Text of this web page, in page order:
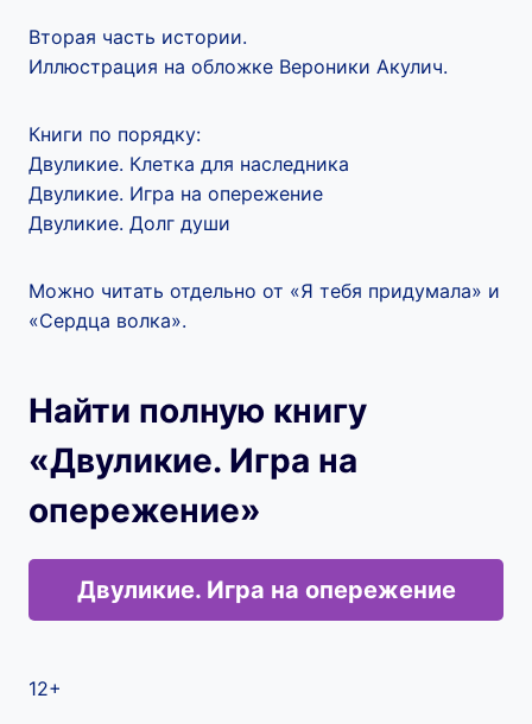
Вторая часть истории.
Иллюстрация на обложке Вероники Акулич.
Книги по порядку:
Двуликие. Клетка для наследника
Двуликие. Игра на опережение
Двуликие. Долг души
Можно читать отдельно от «Я тебя придумала» и
«Сердца волка».
Найти полную книгу
«Двуликие. Игра на
опережение»
Двуликие. Игра на опережение
12+